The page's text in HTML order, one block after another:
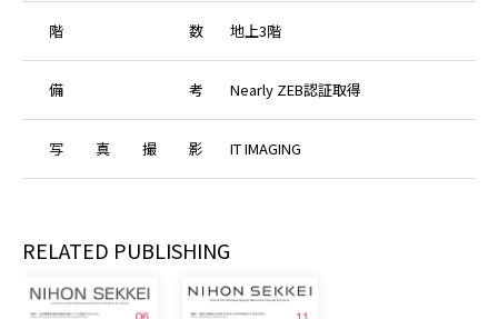
階 数 地上3階
備 考 Nearly ZEB認証取得
写 真 撮 影 IT IMAGING
RELATED PUBLISHING